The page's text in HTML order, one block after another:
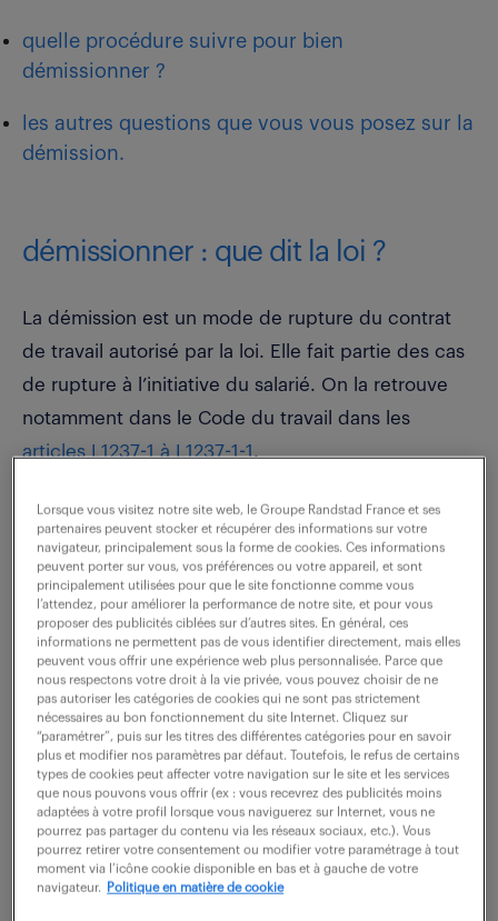
quelle procédure suivre pour bien
démissionner ?
les autres questions que vous vous posez sur la
démission.
démissionner : que dit la loi ?
La démission est un mode de rupture du contrat
de travail autorisé par la loi. Elle fait partie des cas
de rupture à l’initiative du salarié. On la retrouve
notamment dans le Code du travail dans les
articles L1237-1 à L1237-1-1.
? Bon à savoir : à côté de la démission, d’autres
modes de rupture existent. Par exemple, le
Lorsque vous visitez notre site web, le Groupe Randstad France et ses
partenaires peuvent stocker et récupérer des informations sur votre
navigateur, principalement sous la forme de cookies. Ces informations
peuvent porter sur vous, vos préférences ou votre appareil, et sont
principalement utilisées pour que le site fonctionne comme vous
l’attendez, pour améliorer la performance de notre site, et pour vous
proposer des publicités ciblées sur d’autres sites. En général, ces
informations ne permettent pas de vous identifier directement, mais elles
peuvent vous offrir une expérience web plus personnalisée. Parce que
nous respectons votre droit à la vie privée, vous pouvez choisir de ne
pas autoriser les catégories de cookies qui ne sont pas strictement
nécessaires au bon fonctionnement du site Internet. Cliquez sur
“paramétrer”, puis sur les titres des différentes catégories pour en savoir
plus et modifier nos paramètres par défaut. Toutefois, le refus de certains
types de cookies peut affecter votre navigation sur le site et les services
que nous pouvons vous offrir (ex : vous recevrez des publicités moins
adaptées à votre profil lorsque vous naviguerez sur Internet, vous ne
pourrez pas partager du contenu via les réseaux sociaux, etc.). Vous
pourrez retirer votre consentement ou modifier votre paramétrage à tout
moment via l’icône cookie disponible en bas et à gauche de votre
navigateur.
Politique en matière de cookie